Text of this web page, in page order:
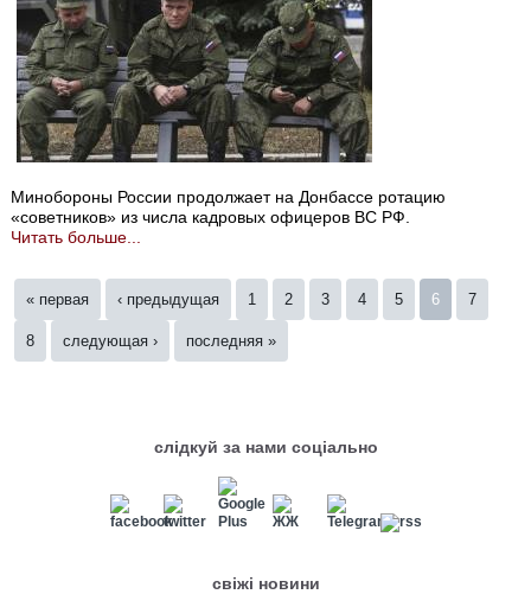
Минобороны России продолжает на Донбассе ротацию
«советников» из числа кадровых офицеров ВС РФ.
Читать больше...
Страницы
« первая ‹ предыдущая 1 2 3 4 5 6 7
8 следующая › последняя »
слідкуй за нами соціально
свіжі новини